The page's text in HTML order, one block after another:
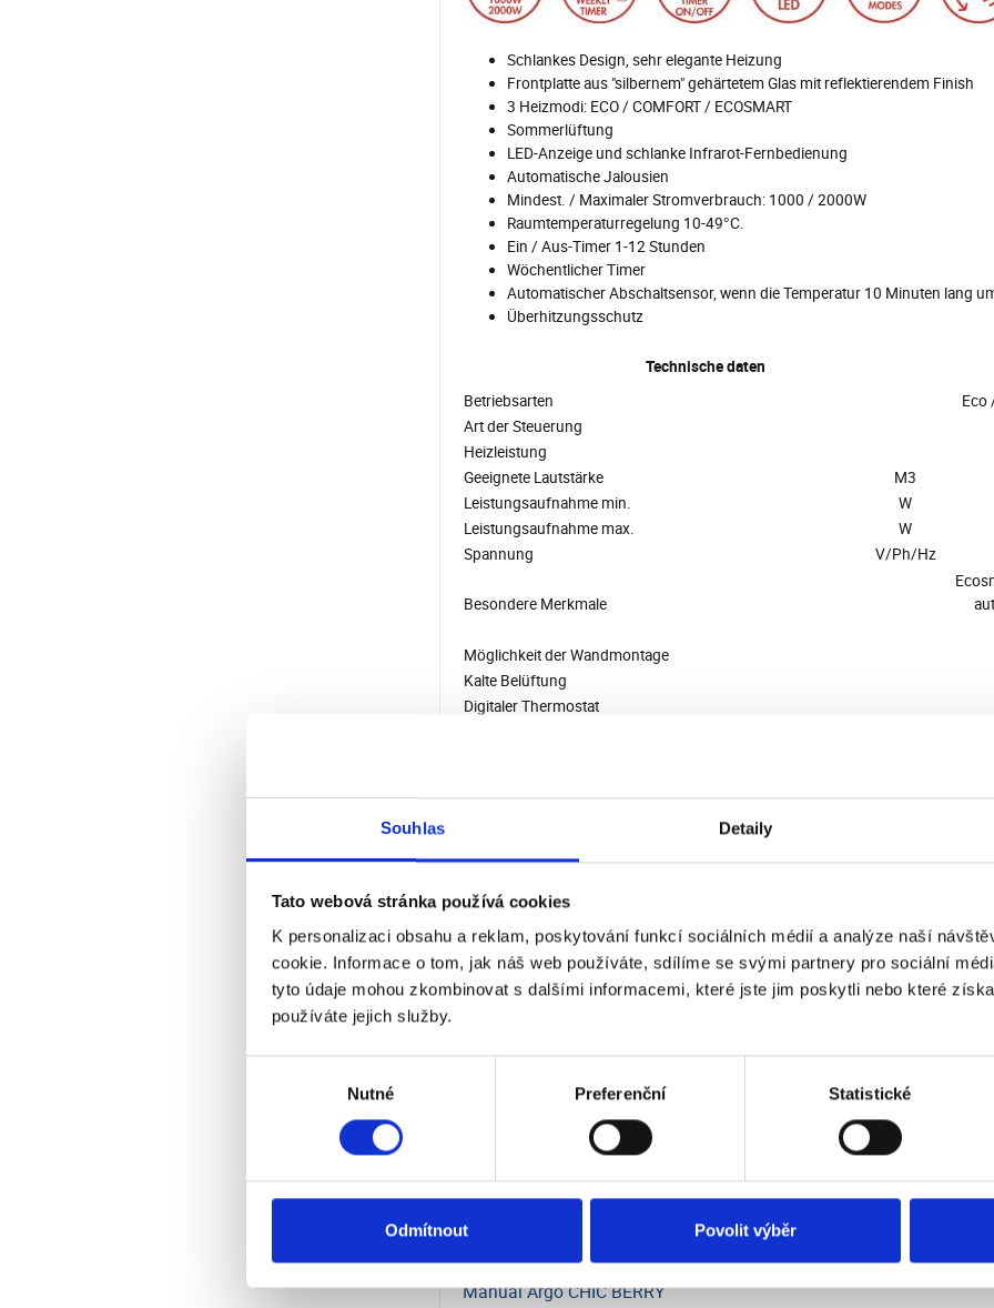
Souhlas Detaily
Tato webová stránka používá cookies
K personalizaci obsahu a reklam, poskytování funkcí sociálních médií a analýze naší
cookie. Informace o tom, jak náš web používáte, sdílíme se svými partnery pro sociální
tyto údaje mohou zkombinovat s dalšími informacemi, které jste jim poskytli nebo které
používáte jejich služby.
Nutné Preferenční Statistické
Odmítnout Povolit výběr
Schlankes Design, sehr elegante Heizung
Frontplatte aus "silbernem" gehärtetem Glas mit reflektierendem Finish
3 Heizmodi: ECO / COMFORT / ECOSMART
Sommerlüftung
LED-Anzeige und schlanke Infrarot-Fernbedienung
Automatische Jalousien
Mindest. / Maximaler Stromverbrauch: 1000 / 2000W
Raumtemperaturregelung 10-49°C.
Ein / Aus-Timer 1-12 Stunden
Wöchentlicher Timer
Automatischer Abschaltsensor, wenn die Temperatur 10 Minuten lang
Überhitzungsschutz
Technische daten
Betriebsarten
Eco
Art der Steuerung
Heizleistung
Geeignete Lautstärke
M3
Leistungsaufnahme min.
W
Leistungsaufnahme max.
W
Spannung
V/Ph/Hz
Besondere Merkmale
Möglichkeit der Wandmontage
Kalte Belüftung
Digitaler Thermostat
Verfügbare Farben
Heizungsart
Tangentialer Lüfter
Keramisches Heizelement
PTC-Schutz
Nettobreite der Einheit
mm
Nettotiefe des Geräts
Nettogewicht der Einheit
kg
Herunterladen
Manual Argo CHIC BERRY